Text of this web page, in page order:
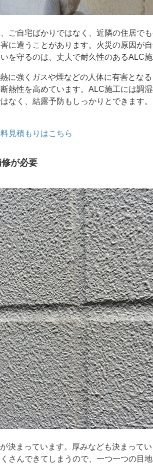
ご自宅ばかりではなく、近隣の住居で
に遭うことがあります。火災の原因が
を守るのは、丈夫で耐久性のあるALC施
に強くガスや煙などの人体に有害となる
熱性を高めています。ALC施工には調
なく、結露予防もしっかりとできます。
見積もりはこちら
が必要
決まっています。厚みなども決まって
さんできてしまうので、一つ一つの目